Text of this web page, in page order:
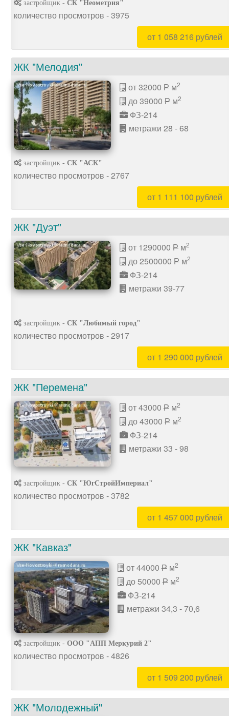
застройщик - СК "Неометрия"
количество просмотров - 3975
от 1 058 216 рублей
ЖК "Мелодия"
от 32000 P м2
до 39000 P м2
ФЗ-214
метражи 28 - 68
застройщик - СК "АСК"
количество просмотров - 2767
от 1 111 100 рублей
ЖК "Дуэт"
от 1290000 P м2
до 2500000 P м2
ФЗ-214
метражи 39-77
застройщик - СК "Любимый город"
количество просмотров - 2917
от 1 290 000 рублей
ЖК "Перемена"
от 43000 P м2
до 43000 P м2
ФЗ-214
метражи 33 - 98
застройщик - СК "ЮгСтройИмпериал"
количество просмотров - 3782
от 1 457 000 рублей
ЖК "Кавказ"
от 44000Pм2
до 50000Pм2
ФЗ-214
метражи 34,3 - 70,6
застройщик - ООО "АПП Меркурий 2"
количество просмотров - 4826
от 1 509 200 рублей
ЖК "Молодежный"